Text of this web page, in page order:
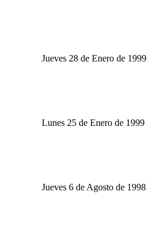
Jueves 28 de Enero de 1999
Lunes 25 de Enero de 1999
Jueves 6 de Agosto de 1998